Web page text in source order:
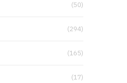
(50)
(294)
(165)
(17)